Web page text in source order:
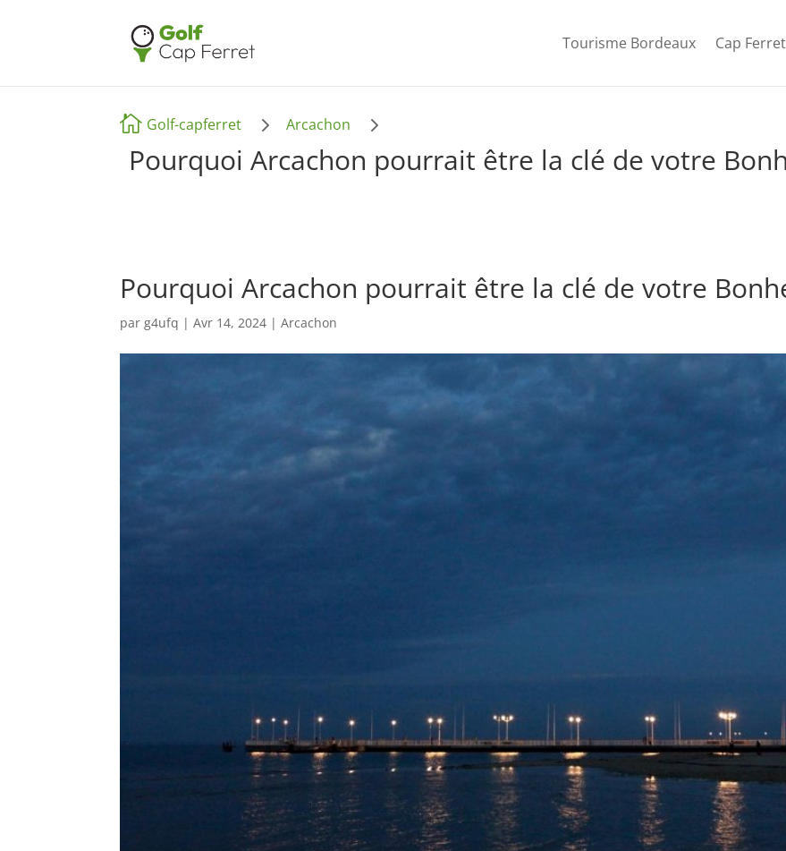
Tourisme Bordeaux Cap Ferret
 Golf-capferret 5 Arcachon 5
Pourquoi Arcachon pourrait être la clé de votre
Pourquoi Arcachon pourrait être la clé de votre
parg4ufq |Avr 14, 2024 |Arcachon